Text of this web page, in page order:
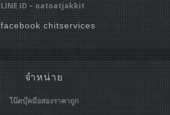
LINE ID – oatoatjakkit
facebook chitservices
จำหน่าย
โน๊ตบุ๊คมือสองราคาถูก